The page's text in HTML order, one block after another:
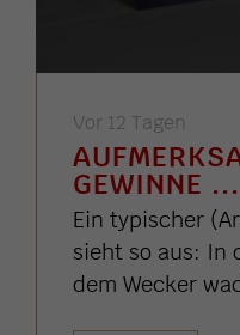
Vor 12 Tagen
GEWINNE ...
Ein typischer
sieht so aus: In
dem Wecker